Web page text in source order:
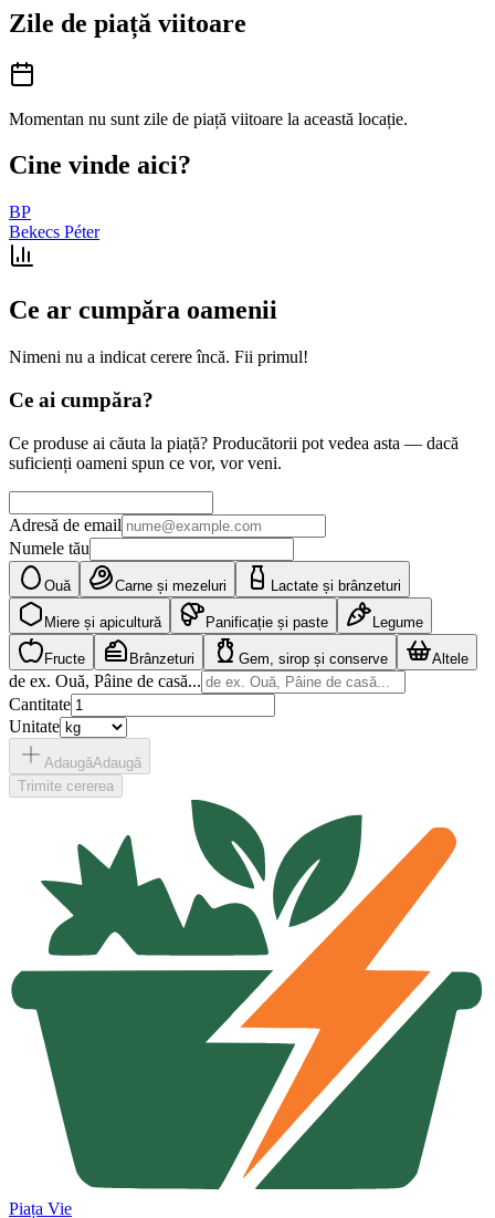
Zile de piață viitoare
Momentan nu sunt zile de piață viitoare la această locație.
Cine vinde aici?
BP
Bekecs Péter
Ce ar cumpăra oamenii
Nimeni nu a indicat cerere încă. Fii primul!
Ce ai cumpăra?
Ce produse ai căuta la piață? Producătorii pot vedea asta — dacă
suficienți oameni spun ce vor, vor veni.
Adresă de email
Numele tău
Ouă Carne și mezeluri Lactate și brânzeturi
Miere și apicultură Panificație și paste Legume
Fructe Brânzeturi Gem, sirop și conserve Altele
de ex. Ouă, Pâine de casă...
Cantitate
Unitate
AdaugăAdaugă
Trimite cererea
Piața Vie